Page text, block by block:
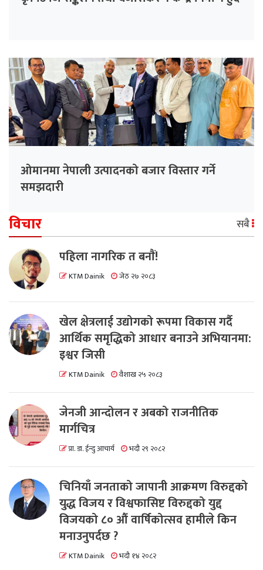
ओमानमा नेपाली उत्पादनको बजार विस्तार गर्ने
समझदारी
विचार सबै
पहिला नागरिक त बनाैं!
KTM Dainik जेठ २७ २०८३
खेल क्षेत्रलाई उद्योगको रूपमा विकास गर्दै
आर्थिक समृद्धिको आधार बनाउने अभियानमा:
इश्वर जिसी
KTM Dainik वैशाख २५ २०८३
जेनजी आन्दोलन र अबको राजनीतिक
मार्गचित्र
प्रा. डा. ईन्दु आचार्य भदौ २९ २०८२
चिनियाँ जनताको जापानी आक्रमण विरुद्दको
युद्ध विजय र विश्वफासिष्ट विरुद्दको युद्द
विजयको ८० औं वार्षिकोत्सव हामीले किन
मनाउनुपर्दछ ?
KTM Dainik भदौ १४ २०८२